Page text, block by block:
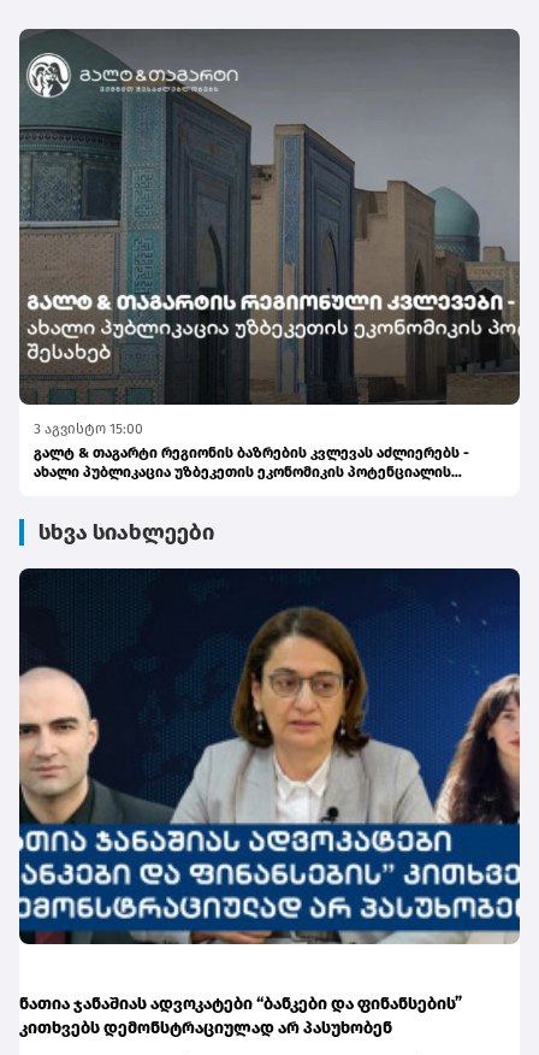
3 აგვისტო 15:00
გალტ & თაგარტი რეგიონის ბაზრების კვლევას აძლიერებს -
ახალი პუბლიკაცია უზბეკეთის ეკონომიკის პოტენციალის
სხვა სიახლეები
ნათია ჯანაშიას ადვოკატები “ბანკები და ფინანსების”
კითხვებს დემონსტრაციულად არ პასუხობენ